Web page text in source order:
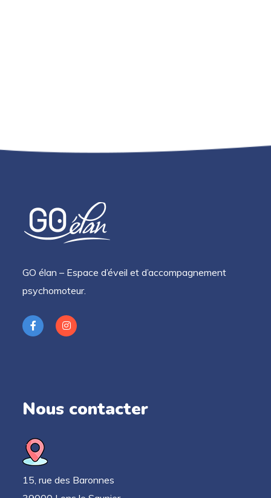
GO élan – Espace d’éveil et d’accompagnement
psychomoteur.
Nous contacter
15, rue des Baronnes